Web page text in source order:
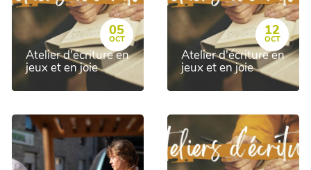
05
OCT
Atelier d'écriture en
jeux et en joie
12
OCT
Atelier d'écriture en
jeux et en joie